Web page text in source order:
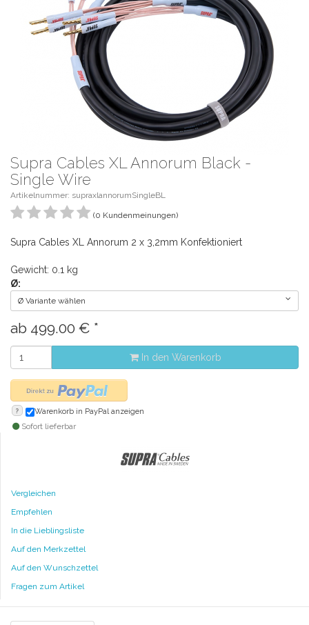
Supra Cables XL Annorum Black -
Single Wire
Artikelnummer: supraxlannorumSingleBL
(0 Kundenmeinungen)
Supra Cables XL Annorum 2 x 3,2mm Konfektioniert
Gewicht: 0.1 kg
Ø:
Ø Variante wählen
ab 499.00 € *
In den Warenkorb
? Warenkorb in PayPal anzeigen
Sofort lieferbar
Vergleichen
Empfehlen
In die Lieblingsliste
Auf den Merkzettel
Auf den Wunschzettel
Fragen zum Artikel